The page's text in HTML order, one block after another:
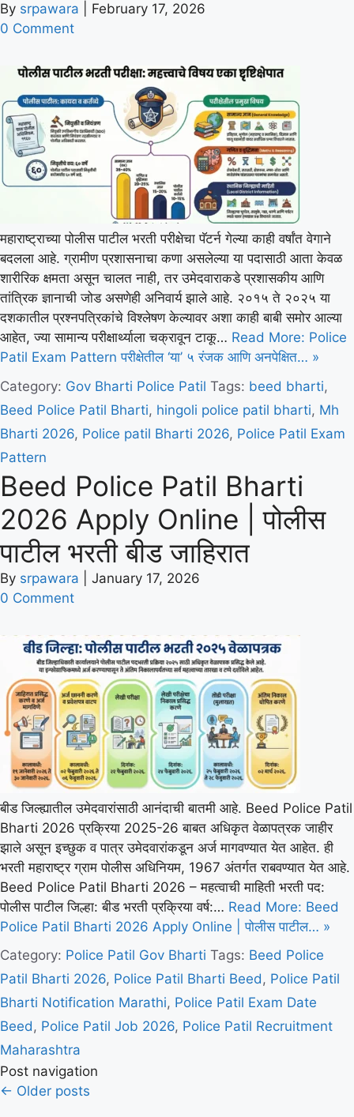
By srpawara
February 17, 2026
0 Comment
महाराष्ट्राच्या पोलीस पाटील भरती परीक्षेचा पॅटर्न गेल्या काही वर्षांत वेगाने
बदलला आहे. ग्रामीण प्रशासनाचा कणा असलेल्या या पदासाठी आता केवळ
शारीरिक क्षमता असून चालत नाही, तर उमेदवाराकडे प्रशासकीय आणि
तांत्रिक ज्ञानाची जोड असणेही अनिवार्य झाले आहे. २०१५ ते २०२५ या
दशकातील प्रश्नपत्रिकांचे विश्लेषण केल्यावर अशा काही बाबी समोर आल्या
आहेत, ज्या सामान्य परीक्षार्थ्याला चक्रावून टाकू… Read More: Police
Patil Exam Pattern परीक्षेतील ‘या’ ५ रंजक आणि अनपेक्षित… »
Category: Gov Bharti Police Patil Tags: beed bharti,
Beed Police Patil Bharti, hingoli police patil bharti, Mh
Bharti 2026, Police patil Bharti 2026, Police Patil Exam
Pattern
Beed Police Patil Bharti
2026 Apply Online | पोलीस
पाटील भरती बीड जाहिरात
By srpawara
January 17, 2026
0 Comment
बीड जिल्ह्यातील उमेदवारांसाठी आनंदाची बातमी आहे. Beed Police Patil
Bharti 2026 प्रक्रिया 2025-26 बाबत अधिकृत वेळापत्रक जाहीर
झाले असून इच्छुक व पात्र उमेदवारांकडून अर्ज मागवण्यात येत आहेत. ही
भरती महाराष्ट्र ग्राम पोलीस अधिनियम, 1967 अंतर्गत राबवण्यात येत आहे.
Beed Police Patil Bharti 2026 – महत्वाची माहिती भरती पद:
पोलीस पाटील जिल्हा: बीड भरती प्रक्रिया वर्ष:… Read More: Beed
Police Patil Bharti 2026 Apply Online | पोलीस पाटील… »
Category: Police Patil Gov Bharti Tags: Beed Police
Patil Bharti 2026, Police Patil Bharti Beed, Police Patil
Bharti Notification Marathi, Police Patil Exam Date
Beed, Police Patil Job 2026, Police Patil Recruitment
Maharashtra
Post navigation
← Older posts